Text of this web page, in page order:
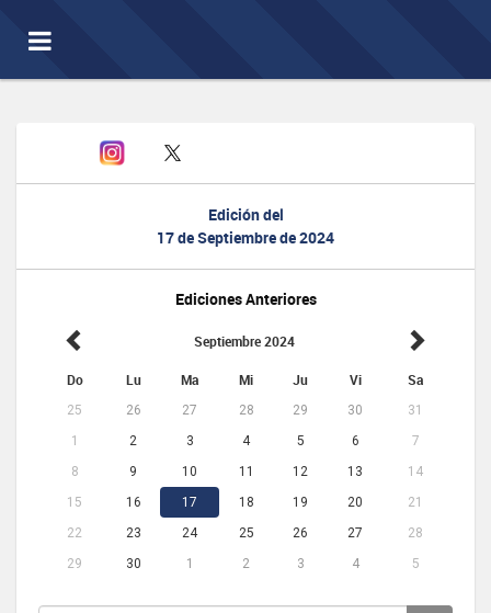
Toggle
navigation
Edición del
17 de Septiembre de 2024
Ediciones Anteriores
Septiembre 2024
Do Lu Ma Mi Ju Vi Sa
25 26 27 28 29 30
31
1
2 3 4 5 6
7
8
9 10 11 12 13
14
15
16 17 18 19 20
21
22
23 24 25 26 27
28
29
30 1 2 3 4 5